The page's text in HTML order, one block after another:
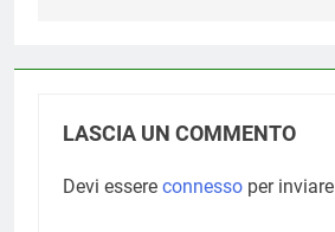
LASCIA UN COMMENTO
Devi essere connesso per